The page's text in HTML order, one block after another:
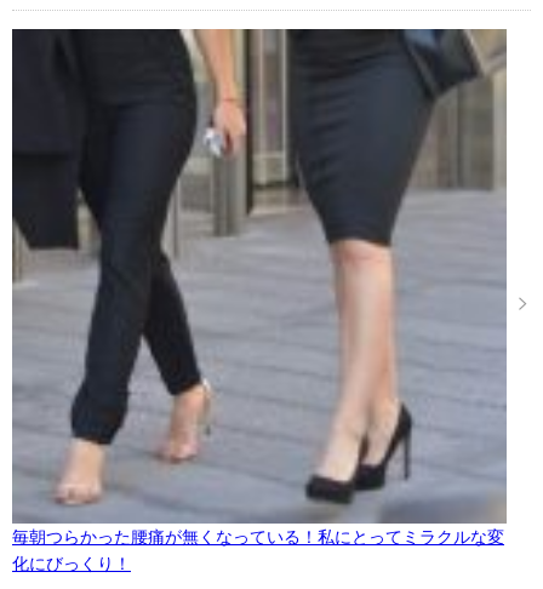
毎朝つらかった腰痛が無くなっている！私にとってミラクルな変
化にびっくり！